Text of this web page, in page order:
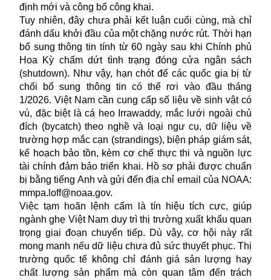
định mới và công bố công khai.
Tuy nhiên, đây chưa phải kết luận cuối cùng, mà chỉ
đánh dấu khởi đầu của một chặng nước rút. Thời hạn
bổ sung thông tin tính từ 60 ngày sau khi Chính phủ
Hoa Kỳ chấm dứt tình trạng đóng cửa ngân sách
(shutdown). Như vậy, hạn chót để các quốc gia bị từ
chối bổ sung thông tin có thể rơi vào đầu tháng
1/2026. Việt Nam cần cung cấp số liệu về sinh vật có
vú, đặc biệt là cá heo Irrawaddy, mắc lưới ngoài chủ
đích (bycatch) theo nghề và loại ngư cụ, dữ liệu về
trường hợp mắc cạn (strandings), biện pháp giám sát,
kế hoạch bảo tồn, kèm cơ chế thực thi và nguồn lực
tài chính đảm bảo triển khai. Hồ sơ phải được chuẩn
bị bằng tiếng Anh và gửi đến địa chỉ email của NOAA:
mmpa.loff@noaa.gov.
Việc tạm hoãn lệnh cấm là tín hiệu tích cực, giúp
ngành ghẹ Việt Nam duy trì thị trường xuất khẩu quan
trọng giai đoạn chuyển tiếp. Dù vậy, cơ hội này rất
mong manh nếu dữ liệu chưa đủ sức thuyết phục. Thị
trường quốc tế không chỉ đánh giá sản lượng hay
chất lượng sản phẩm mà còn quan tâm đến trách